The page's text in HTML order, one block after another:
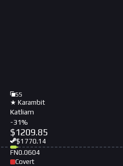
55
★ Karambit
Katliam
-31%
$1209.85
$1770.14
FN0.0604
Covert